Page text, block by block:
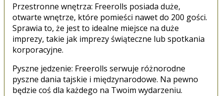
Przestronne wnętrza: Freerolls posiada duże,
otwarte wnętrze, które pomieści nawet do 200 gości.
Sprawia to, że jest to idealne miejsce na duże
imprezy, takie jak imprezy świąteczne lub spotkania
korporacyjne.
Pyszne jedzenie: Freerolls serwuje różnorodne
pyszne dania tajskie i międzynarodowe. Na pewno
będzie coś dla każdego na Twoim wydarzeniu.